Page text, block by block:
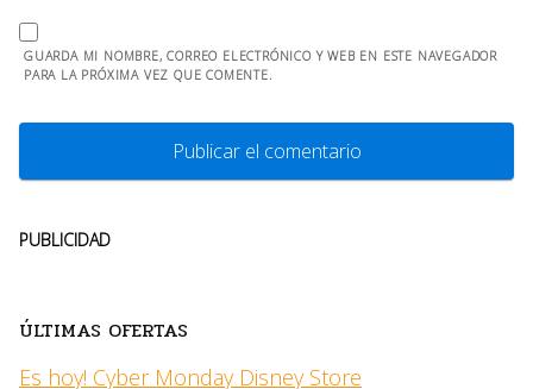
GUARDA MI NOMBRE, CORREO ELECTRÓNICO Y WEB EN ESTE NAVEGADOR
PARA LA PRÓXIMA VEZ QUE COMENTE.
PUBLICIDAD
ÚLTIMAS OFERTAS
Es hoy! Cyber Monday Disney Store